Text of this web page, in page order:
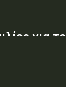
για το